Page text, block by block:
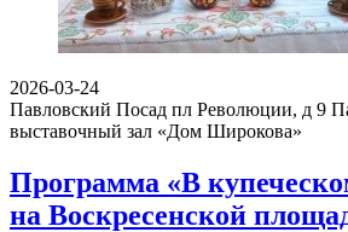
2026-03-24
Павловский Посад пл Революции, д 9
выставочный зал «Дом Широкова»
Программа «В
на Воскресенской